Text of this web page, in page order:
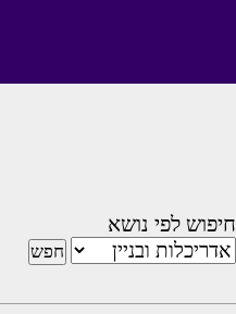
חיפוש לפי נושא